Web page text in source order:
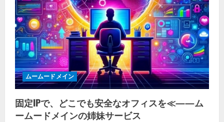
ムームードメイン
固定IPで、どこでも安全なオフィスを≪——ム
ームードメインの姉妹サービス